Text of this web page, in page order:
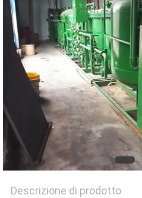
INFORMATIVA
SULLA
PRIVACY
Descrizione di prodotto